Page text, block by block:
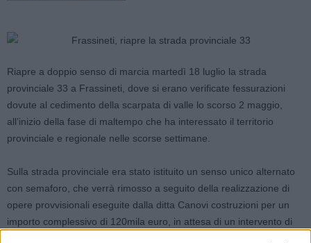
Riapre a doppio senso di marcia martedì 18 luglio la strada
provinciale 33 a Frassineti, dove si erano verificate fessurazioni
dovute al cedimento della scarpata di valle lo scorso 2 maggio,
all’inizio della fase di maltempo che ha interessato il territorio
provinciale e regionale nelle scorse settimane.
Sulla strada provinciale era stato istituito un senso unico alternato
con semaforo, che verrà rimosso a seguito della realizzazione di
opere provvisionali eseguite dalla ditta Canovi costruzioni per un
importo complessivo di 120mila euro, in attesa di un intervento di